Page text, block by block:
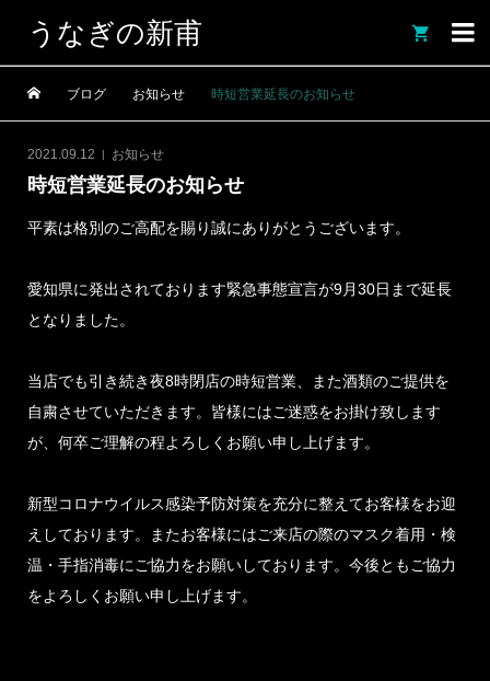
うなぎの新甫 
ブログ お知らせ 時短営業延長のお知らせ
2021.09.12 お知らせ
時短営業延長のお知らせ
平素は格別のご高配を賜り誠にありがとうございます。
愛知県に発出されております緊急事態宣言が9月30日まで延長
となりました。
当店でも引き続き夜8時閉店の時短営業、また酒類のご提供を
自粛させていただきます。皆様にはご迷惑をお掛け致します
が、何卒ご理解の程よろしくお願い申し上げます。
新型コロナウイルス感染予防対策を充分に整えてお客様をお迎
えしております。またお客様にはご来店の際のマスク着用・検
温・手指消毒にご協力をお願いしております。今後ともご協力
をよろしくお願い申し上げます。